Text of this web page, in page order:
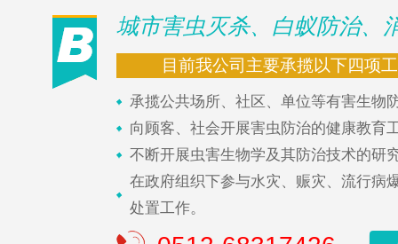
城市害虫灭杀、白蚁防治、
目前我公司主要承揽以下四项
承揽公共场所、社区、单位等有害生物
向顾客、社会开展害虫防治的健康教育
不断开展虫害生物学及其防治技术的研
在政府组织下参与水灾、赈灾、流行病
处置工作。